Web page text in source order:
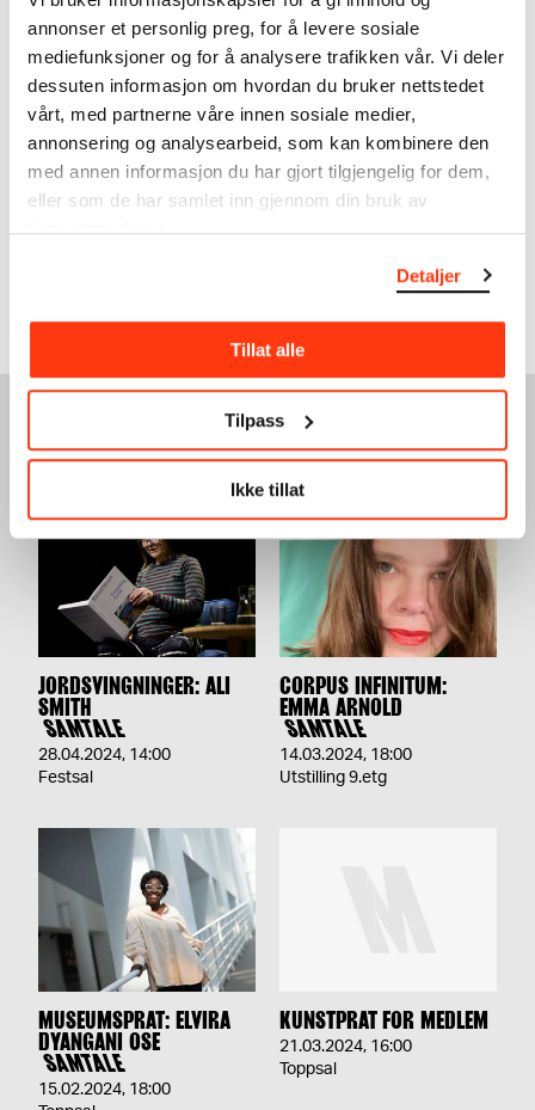
annonser et personlig preg, for å levere sosiale
mediefunksjoner og for å analysere trafikken vår. Vi deler
dessuten informasjon om hvordan du bruker nettstedet
vårt, med partnerne våre innen sosiale medier,
annonsering og analysearbeid, som kan kombinere den
med annen informasjon du har gjort tilgjengelig for dem,
eller som de har samlet inn gjennom din bruk av
tjenestene deres.
Detaljer
Tillat alle
Tilpass
Ikke tillat
Vis mer
TILGJENGELIGHET
Inkluderende og tilgjengelige kunstopplevelser for alle.
SE OGSÅ
JORDSVINGNINGER: ALI
SMITH
SAMTALE
28.04.2024, 14:00
Festsal
CORPUS INFINITUM:
EMMA ARNOLD
SAMTALE
14.03.2024, 18:00
Utstilling 9.etg
MUSEUMSPRAT: ELVIRA
DYANGANI OSE
SAMTALE
15.02.2024, 18:00
KUNSTPRAT FOR MEDLEM
21.03.2024, 16:00
Toppsal